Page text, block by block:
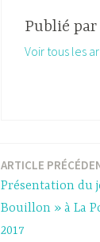
Publié par
Voir tous les
ARTICLE
Présentation du
Bouillon » à La
2017